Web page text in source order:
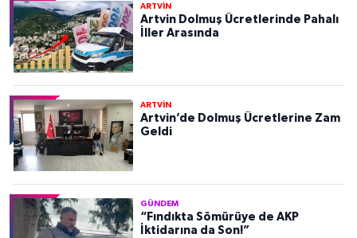
ARTVİN
Artvin Dolmuş Ücretlerinde Pahalı
İller Arasında
ARTVİN
Artvin’de Dolmuş Ücretlerine Zam
Geldi
GÜNDEM
“Fındıkta Sömürüye de AKP
İktidarına da Son!”